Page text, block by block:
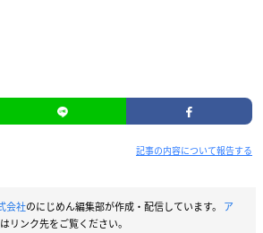
記事の内容について報告する
会社のにじめん編集部が作成・配信しています。 ア
リンク先をご覧ください。